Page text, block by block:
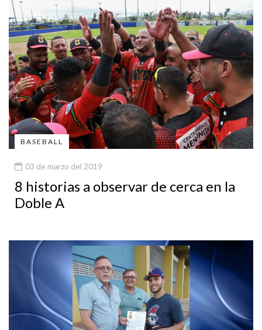
BASEBALL
03 de marzo del 2019
8 historias a observar de cerca en la
Doble A